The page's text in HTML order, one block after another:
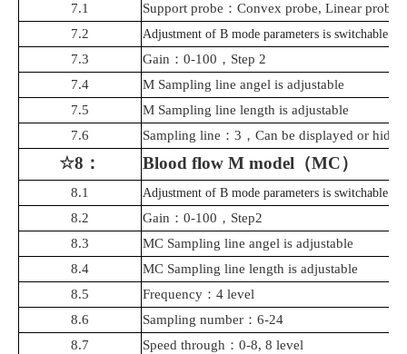
7.1 Support probe ： Convex probe, Linear probe,
7.2
Adjustment of B mode parameters is switchable
7.3 Gain ： 0-100 ， Step 2
7.4
M Sampling line angel is adjustable
7.5
M Sampling line length is adjustable
7.6
Sampling line ： 3 ， Can be displayed or
☆8 ： Blood flow M model （MC）
8.1 Adjustment of B mode parameters is switchable
8.2 Gain ： 0-100 ， Step2
8.3
MC Sampling line angel is adjustable
8.4
MC Sampling line length is adjustable
8.5
Frequency ： 4 level
8.6
Sampling number ： 6-24
8.7
Speed through ： 0-8, 8 level